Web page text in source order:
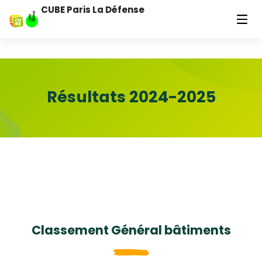
CUBE Paris La Défense
Résultats 2024-2025
Classement Général bâtiments